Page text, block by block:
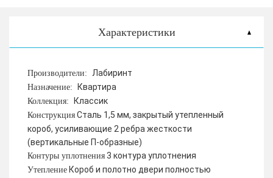
Характеристики
Производители: Лабиринт
Назначение: Квартира
Коллекция: Классик
Конструкция Сталь 1,5 мм, закрытый утепленный
короб, усиливающие 2 ребра жесткости
(вертикальные П-образные)
Контуры уплотнения 3 контура уплотнения
Утепление Короб и полотно двери полностью